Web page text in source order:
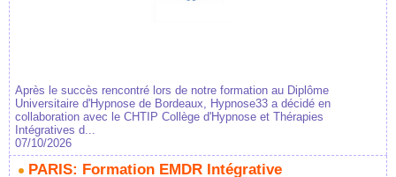
Après le succès rencontré lors de notre formation au Diplôme
Universitaire d'Hypnose de Bordeaux, Hypnose33 a décidé en
collaboration avec le CHTIP Collège d'Hypnose et Thérapies
Intégratives d...
07/10/2026
PARIS: Formation EMDR Intégrative